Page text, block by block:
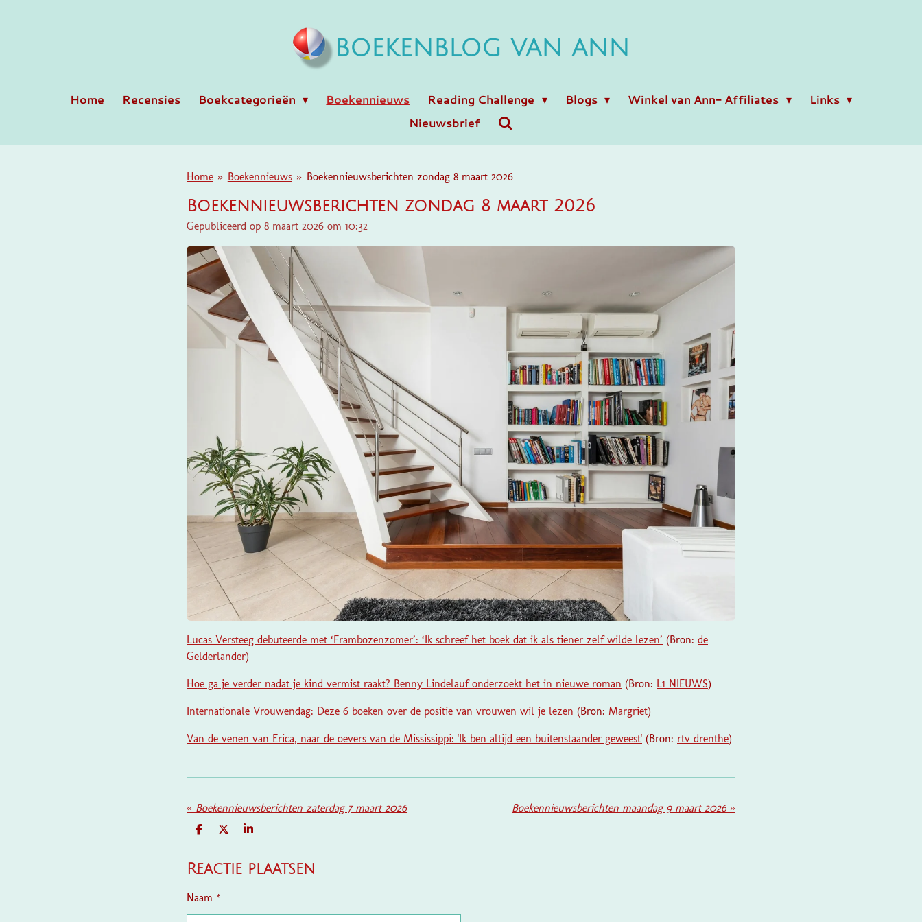
BOEKENBLOG VAN ANN
Home Recensies Boekcategorieën Boekennieuws Reading Challenge Blogs Winkel van Ann- Affiliates
Links
Nieuwsbrief
Home » Boekennieuws » Boekennieuwsberichten zondag 8 maart 2026
Boekennieuwsberichten zondag 8 maart 2026
Gepubliceerd op 8 maart 2026 om 10:32
Lucas Versteeg debuteerde met ‘Frambozenzomer’: ‘Ik schreef het boek dat ik als tiener zelf wilde lezen’ (Bron: de
Gelderlander)
Hoe ga je verder nadat je kind vermist raakt? Benny Lindelauf onderzoekt het in nieuwe roman (Bron: L1 NIEUWS)
Internationale Vrouwendag: Deze 6 boeken over de positie van vrouwen wil je lezen (Bron: Margriet)
Van de venen van Erica, naar de oevers van de Mississippi: 'Ik ben altijd een buitenstaander geweest' (Bron: rtv drenthe)
« Boekennieuwsberichten zaterdag 7 maart 2026 Boekennieuwsberichten maandag 9 maart 2026 »
D
E
N
D
L
S
R
E
Reactie plaatsen
Naam *